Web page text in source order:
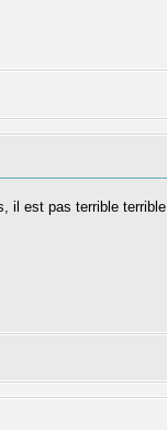
il est pas terrible terrible